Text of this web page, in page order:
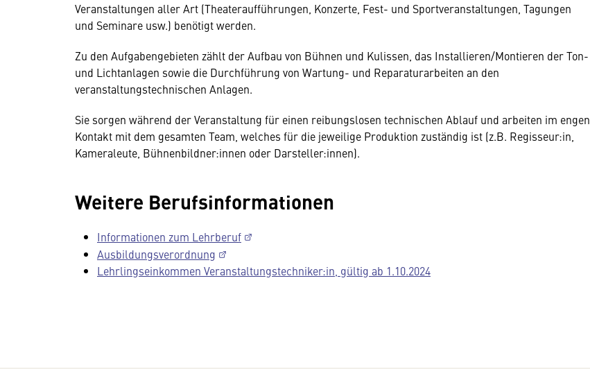
Veranstaltungen aller Art (Theateraufführungen, Konzerte, Fest- und Sportveranstaltungen, Tagungen
und Seminare usw.) benötigt werden.
Zu den Aufgabengebieten zählt der Aufbau von Bühnen und Kulissen, das Installieren/Montieren der Ton-
und Lichtanlagen sowie die Durchführung von Wartung- und Reparaturarbeiten an den
veranstaltungstechnischen Anlagen.
Sie sorgen während der Veranstaltung für einen reibungslosen technischen Ablauf und arbeiten im engen
Kontakt mit dem gesamten Team, welches für die jeweilige Produktion zuständig ist (z.B. Regisseur:in,
Kameraleute, Bühnenbildner:innen oder Darsteller:innen).
Weitere Berufsinformationen
Informationen zum Lehrberuf
Ausbildungsverordnung
Lehrlingseinkommen Veranstaltungstechniker:in, gültig ab 1.10.2024